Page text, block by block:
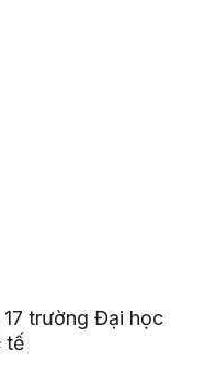
trường Đại học
tế